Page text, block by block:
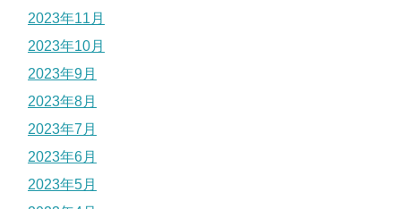
2023年11月
2023年10月
2023年9月
2023年8月
2023年7月
2023年6月
2023年5月